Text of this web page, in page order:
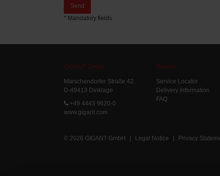
Send
* Mandatory fields
GIGANT GmbH
Märschendorfer Straße 42
D-49413 Dinklage
+49 4443 9620-0
www.gigant.com
Service
Service Locator
Delivery Information
FAQ
© 2026 GIGANT GmbH | Legal Notice | Privacy